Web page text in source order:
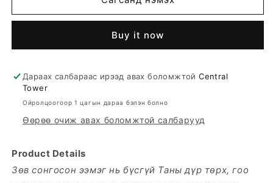
Buy it now
Дараах салбараас ирээд авах боломжтойCentral
Tower
Ойролцоогоор 1 цагын дараа бэлэн болно
Өөрөө очиж авах боломжтой салбарууд
Product Details
Зөв сонгосон ээмэг нь бүсгүй Таны дүр төрх, гоо